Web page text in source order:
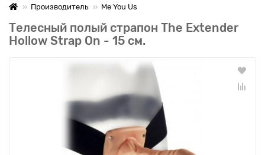
Производитель Me You Us
Телесный полый страпон The Extender
Hollow Strap On - 15 см.